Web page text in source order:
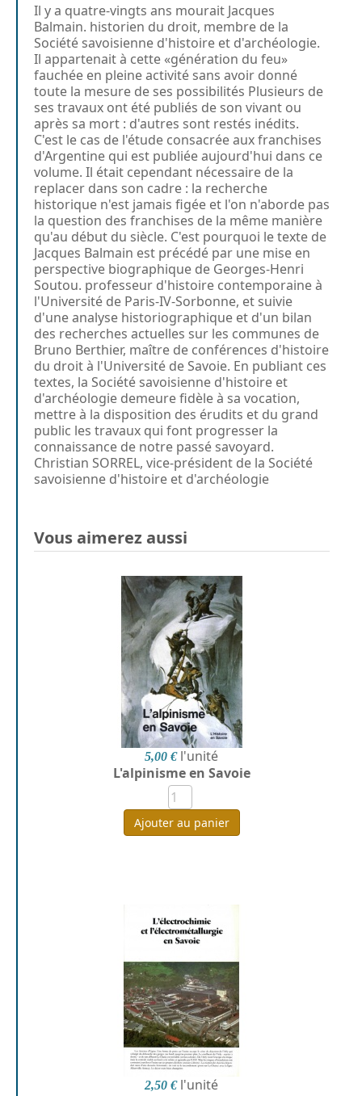
Il y a quatre-vingts ans mourait Jacques
Balmain. historien du droit, membre de la
Société savoisienne d'histoire et d'archéologie.
Il appartenait à cette «génération du feu»
fauchée en pleine activité sans avoir donné
toute la mesure de ses possibilités Plusieurs de
ses travaux ont été publiés de son vivant ou
après sa mort : d'autres sont restés inédits.
C'est le cas de l'étude consacrée aux franchises
d'Argentine qui est publiée aujourd'hui dans ce
volume. Il était cependant nécessaire de la
replacer dans son cadre : la recherche
historique n'est jamais figée et l'on n'aborde pas
la question des franchises de la même manière
qu'au début du siècle. C'est pourquoi le texte de
Jacques Balmain est précédé par une mise en
perspective biographique de Georges-Henri
Soutou. professeur d'histoire contemporaine à
l'Université de Paris-IV-Sorbonne, et suivie
d'une analyse historiographique et d'un bilan
des recherches actuelles sur les communes de
Bruno Berthier, maître de conférences d'histoire
du droit à l'Université de Savoie. En publiant ces
textes, la Société savoisienne d'histoire et
d'archéologie demeure fidèle à sa vocation,
mettre à la disposition des érudits et du grand
public les travaux qui font progresser la
connaissance de notre passé savoyard.
Christian SORREL, vice-président de la Société
savoisienne d'histoire et d'archéologie
Vous aimerez aussi
5,00 € l'unité
L'alpinisme en Savoie
Ajouter au panier
2,50 € l'unité